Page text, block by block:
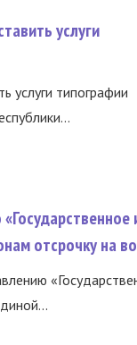
услуги
услуги типографии
отсрочку на